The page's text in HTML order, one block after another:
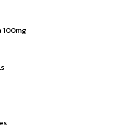
100mg